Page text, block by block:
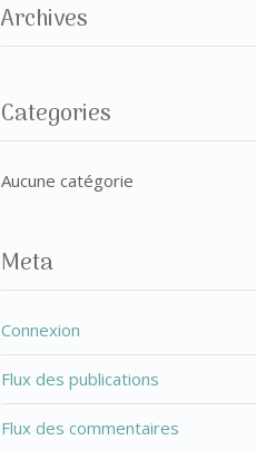
Archives
Categories
Aucune catégorie
Meta
Connexion
Flux des publications
Flux des commentaires